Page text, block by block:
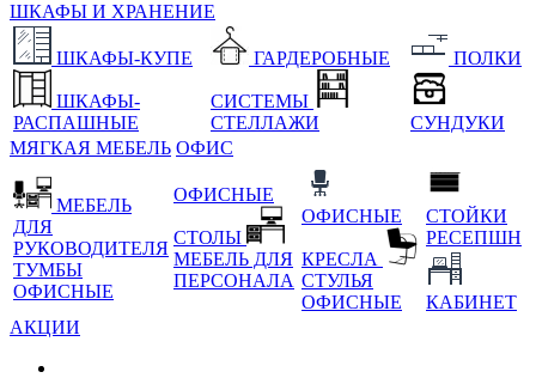
ШКАФЫ И ХРАНЕНИЕ
ШКАФЫ-КУПЕ
ШКАФЫ-
РАСПАШНЫЕ
ГАРДЕРОБНЫЕ
СИСТЕМЫ
СТЕЛЛАЖИ
ПОЛКИ
СУНДУКИ
МЯГКАЯ МЕБЕЛЬ ОФИС
МЕБЕЛЬ
ДЛЯ
РУКОВОДИТЕЛЯ
ТУМБЫ
ОФИСНЫЕ
ОФИСНЫЕ
СТОЛЫ
МЕБЕЛЬ ДЛЯ
ПЕРСОНАЛА
ОФИСНЫЕ
КРЕСЛА
СТУЛЬЯ
ОФИСНЫЕ
СТОЙКИ
РЕСЕПШН
КАБИНЕТ
АКЦИИ